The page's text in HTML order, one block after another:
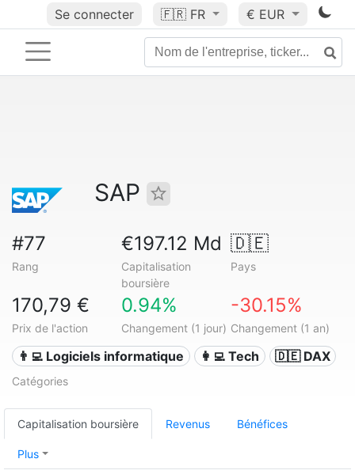
Se connecter 🇫🇷 FR € EUR
SAP
#77
Rang
€197.12 Md
Capitalisation
boursière
🇩🇪
Pays
170,79 €
Prix de l'action
0.94%
Changement (1 jour)
-30.15%
Changement (1 an)
👨‍💻 Logiciels informatique 👩‍💻 Tech 🇩🇪 DAX
Catégories
Capitalisation boursière Revenus Bénéfices
Plus